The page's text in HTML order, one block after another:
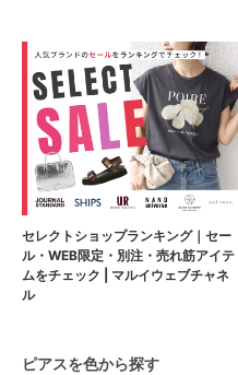
セレクトショップランキング｜セー
ル・WEB限定・別注・売れ筋アイテ
ムをチェック | マルイウェブチャネ
ル
ピアスを色から探す